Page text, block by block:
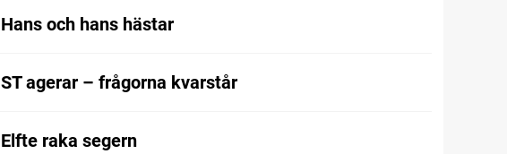
Hans och hans hästar
ST agerar – frågorna kvarstår
Elfte raka segern